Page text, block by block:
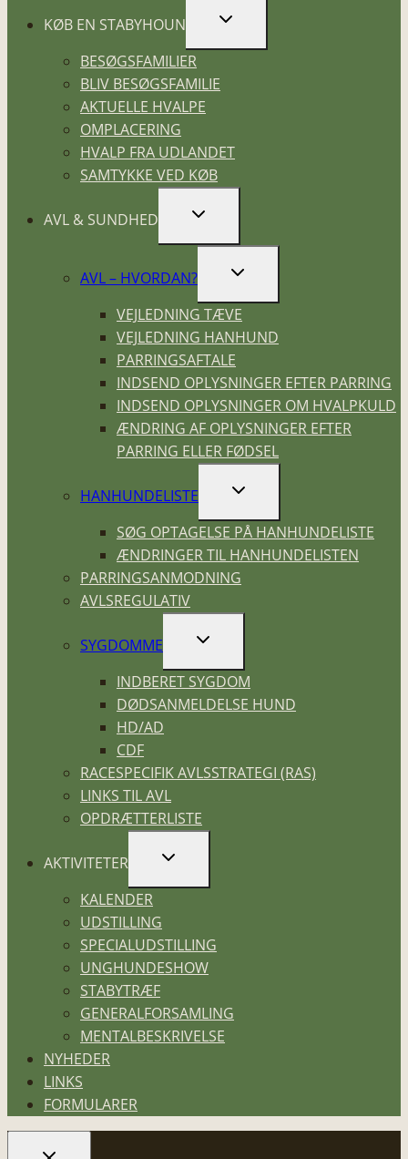
KØB EN STABYHOUN
SKIFT
BESØGSFAMILIER
BLIV BESØGSFAMILIE
AKTUELLE HVALPE
OMPLACERING
HVALP FRA UDLANDET
SAMTYKKE VED KØB
AVL & SUNDHED
SKIFT
AVL – HVORDAN?
SKIFT
VEJLEDNING TÆVE
VEJLEDNING HANHUND
PARRINGSAFTALE
INDSEND OPLYSNINGER EFTER PARRING
INDSEND OPLYSNINGER OM HVALPKULD
ÆNDRING AF OPLYSNINGER EFTER
PARRING ELLER FØDSEL
HANHUNDELISTE
SKIFT
SØG OPTAGELSE PÅ HANHUNDELISTE
ÆNDRINGER TIL HANHUNDELISTEN
PARRINGSANMODNING
AVLSREGULATIV
SYGDOMME
SKIFT
INDBERET SYGDOM
DØDSANMELDELSE HUND
HD/AD
CDF
RACESPECIFIK AVLSSTRATEGI (RAS)
LINKS TIL AVL
OPDRÆTTERLISTE
AKTIVITETER
SKIFT
KALENDER
UDSTILLING
SPECIALUDSTILLING
UNGHUNDESHOW
STABYTRÆF
GENERALFORSAMLING
MENTALBESKRIVELSE
NYHEDER
LINKS
FORMULARER